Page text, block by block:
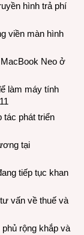
hình trả phí
viền màn hình
Neo ở
làm máy tính
tác phát triển
tại
tiếp tục khan
vấn về thuế và
rộng khắp và